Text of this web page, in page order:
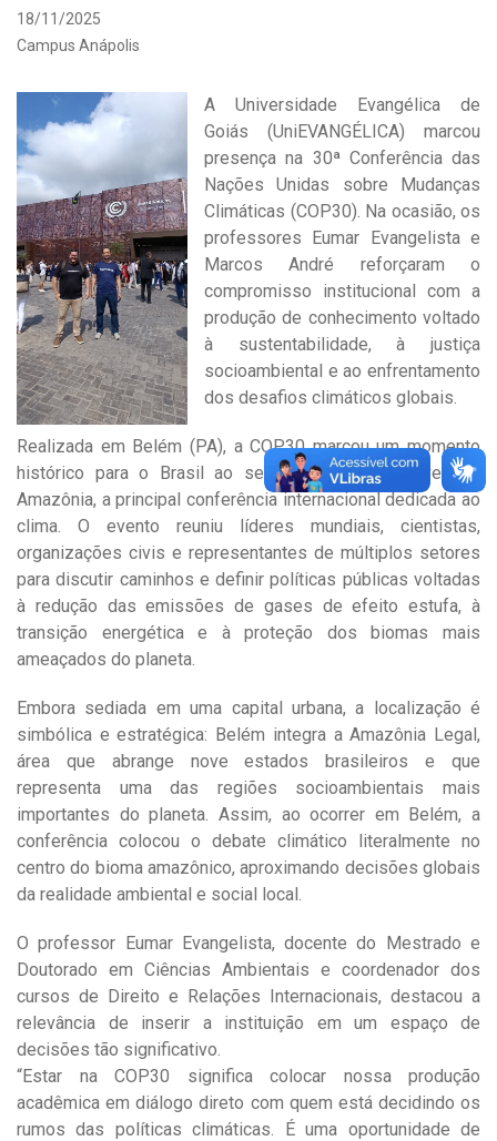
18/11/2025
Campus Anápolis
A Universidade Evangélica de
Goiás (UniEVANGÉLICA) marcou
presença na 30ª Conferência das
Nações Unidas sobre Mudanças
Climáticas (COP30). Na ocasião, os
professores Eumar Evangelista e
Marcos André reforçaram
o
compromisso institucional com a
produção de conhecimento voltado
à sustentabilidade, à justiça
socioambiental e ao enfrentamento
dos desafios climáticos globais.
Realizada em Belém (PA), a COP30 marcou um momento
histórico para o Brasil ao sediar, pela primeira vez na
Amazônia, a principal conferência internacional dedicada ao
clima. O evento reuniu líderes mundiais, cientistas,
organizações civis e representantes de múltiplos setores
para discutir caminhos e definir políticas públicas voltadas
à redução das emissões de gases de efeito estufa, à
transição energética e à proteção dos biomas mais
ameaçados do planeta.
Embora sediada em uma capital urbana, a localização é
simbólica e estratégica: Belém integra a Amazônia Legal,
área que abrange nove estados brasileiros e que
representa uma das regiões socioambientais mais
importantes do planeta. Assim, ao ocorrer em Belém, a
conferência colocou o debate climático literalmente no
centro do bioma amazônico, aproximando decisões globais
da realidade ambiental e social local.
O professor Eumar Evangelista, docente do Mestrado e
Doutorado em Ciências Ambientais e coordenador dos
cursos de Direito e Relações Internacionais, destacou a
relevância de inserir a instituição em um espaço de
decisões tão significativo.
“Estar na COP30 significa colocar nossa produção
acadêmica em diálogo direto com quem está decidindo os
rumos das políticas climáticas. É uma oportunidade de